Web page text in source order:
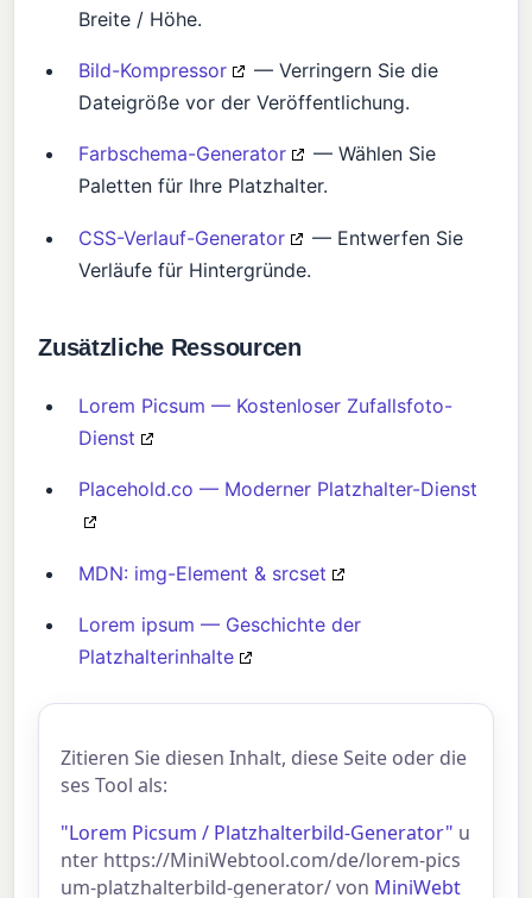
Breite / Höhe.
Bild-Kompressor
— Verringern Sie die
Dateigröße vor der Veröffentlichung.
Farbschema-Generator
— Wählen Sie
Paletten für Ihre Platzhalter.
CSS-Verlauf-Generator
— Entwerfen Sie
Verläufe für Hintergründe.
Zusätzliche Ressourcen
Lorem Picsum — Kostenloser Zufallsfoto-
Dienst
Placehold.co — Moderner Platzhalter-Dienst
MDN: img-Element & srcset
Lorem ipsum — Geschichte der
Platzhalterinhalte
Zitieren Sie diesen Inhalt, diese Seite oder die
ses Tool als:
"Lorem Picsum / Platzhalterbild-Generator" u
nter https://MiniWebtool.com/de/lorem-pics
um-platzhalterbild-generator/ von MiniWebt